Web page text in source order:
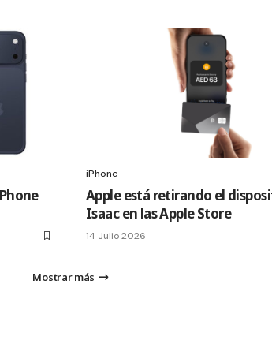
iPhone
Apple está retirando el
Isaac en las Apple Store
14 Julio 2026
Mostrar más